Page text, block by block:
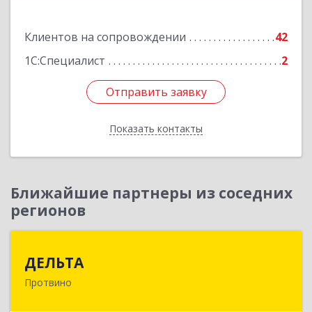
Клиентов на сопровождении
42
1С:Специалист
2
Отправить заявку
Показать контакты
Отправить заявку
Назад
Ближайшие партнеры из соседних
регионов
ДЕЛЬТА
Протвино